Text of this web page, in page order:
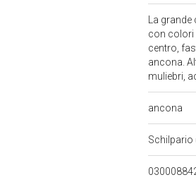
La
con colori
centro,
ancona.
muliebri,
ancona
Schilpario